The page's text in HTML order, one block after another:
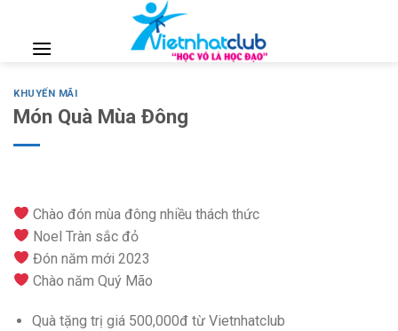
content
KHUYẾN MÃI
Món Quà Mùa Đông
Chào đón mùa đông nhiều thách thức
Noel Tràn sắc đỏ
Đón năm mới 2023
Chào năm Quý Mão
Quà tặng trị giá 500,000đ từ Vietnhatclub